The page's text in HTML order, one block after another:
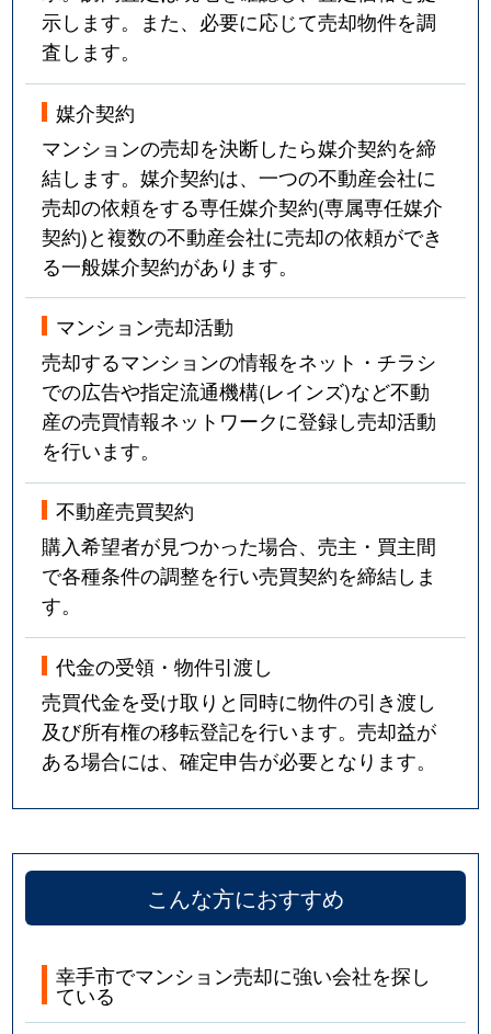
示します。また、必要に応じて売却物件を調
査します。
媒介契約
マンションの売却を決断したら媒介契約を締
結します。媒介契約は、一つの不動産会社に
売却の依頼をする専任媒介契約(専属専任媒介
契約)と複数の不動産会社に売却の依頼ができ
る一般媒介契約があります。
マンション売却活動
売却するマンションの情報をネット・チラシ
での広告や指定流通機構(レインズ)など不動
産の売買情報ネットワークに登録し売却活動
を行います。
不動産売買契約
購入希望者が見つかった場合、売主・買主間
で各種条件の調整を行い売買契約を締結しま
す。
代金の受領・物件引渡し
売買代金を受け取りと同時に物件の引き渡し
及び所有権の移転登記を行います。売却益が
ある場合には、確定申告が必要となります。
こんな方におすすめ
幸手市でマンション売却に強い会社を探し
ている